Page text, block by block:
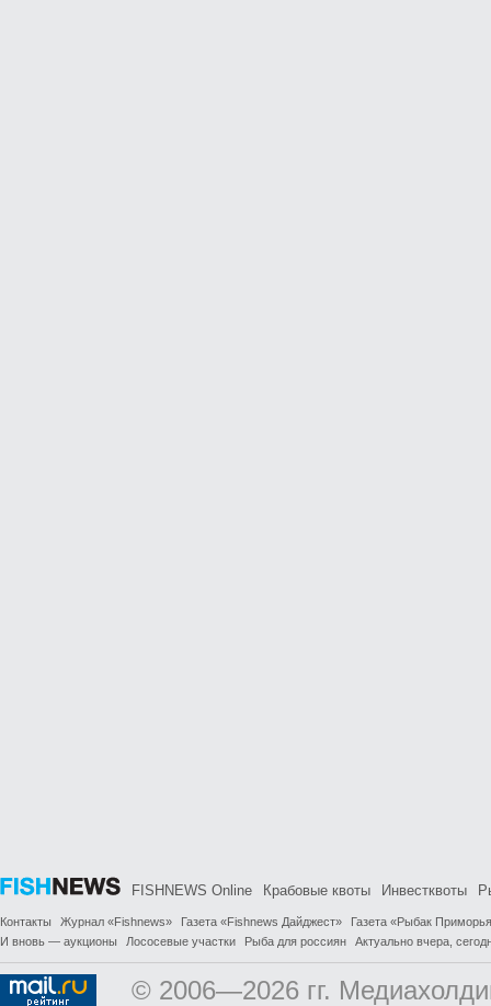
FISHNEWS Online Крабовые квоты Инвестквоты
Контакты Журнал «Fishnews» Газета «Fishnews Дайджест»
Газета «Рыбак
И вновь — аукционы
Лососевые участки Рыба для россиян Актуально вчера,
© 2006—2026 гг.